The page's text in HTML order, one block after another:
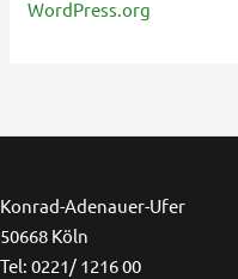
WordPress.org
Konrad-Adenauer-Ufer
50668 Köln
Tel: 0221/ 1216 00